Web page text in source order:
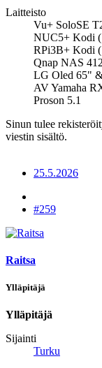
Laitteisto
Vu+ SoloSE
NUC5+ Kodi
RPi3B+ Kodi
Qnap NAS
LG Oled 65"
AV Yamaha
Proson 5.1
Sinun tulee
viestin sisältö.
25.5.2026
#259
Raitsa
Ylläpitäjä
Ylläpitäjä
Sijainti
Turku